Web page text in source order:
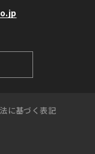
に基づく表記